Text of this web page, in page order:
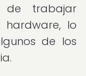
de trabajar
lo
de los